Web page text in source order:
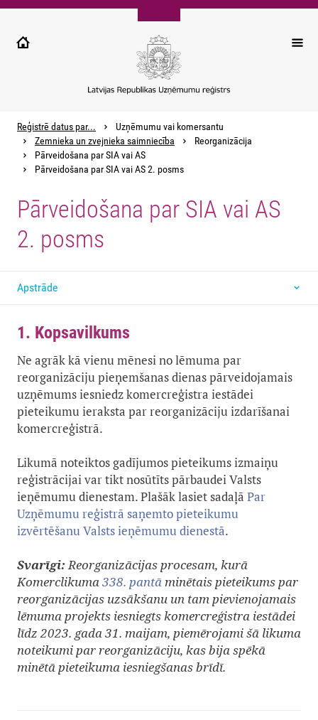
Pārlekt
galveno
Reģistrē datus par...
Uzņēmumu vai komersantu
Zemnieka un zvejnieka saimniecība
Reorganizācija
Pārveidošana par SIA vai AS
Pārveidošana par SIA vai AS 2. posms
Pārveidošana par SIA vai AS
2. posms
Apstrāde
1. Kopsavilkums
Ne agrāk kā vienu mēnesi no lēmuma par
reorganizāciju pieņemšanas dienas pārveidojamais
uzņēmums iesniedz komercreģistra iestādei
pieteikumu ieraksta par reorganizāciju izdarīšanai
komercreģistrā.
Likumā noteiktos gadījumos pieteikums izmaiņu
reģistrācijai var tikt nosūtīts pārbaudei Valsts
ieņēmumu dienestam. Plašāk lasiet sadaļā Par
Uzņēmumu reģistrā saņemto pieteikumu
izvērtēšanu Valsts ieņēmumu dienestā.
Svarīgi:Reorganizācijas procesam, kurā
Komerclikuma338. pantāminētais pieteikums par
reorganizācijas uzsākšanu un tam pievienojamais
lēmuma projekts iesniegts komercreģistra iestādei
līdz 2023. gada 31. maijam, piemērojami šā likuma
noteikumi par reorganizāciju, kas bija spēkā
minētā pieteikuma iesniegšanas brīdī.